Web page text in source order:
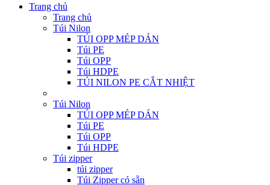
Trang chủ
Trang chủ
Túi Nilon
TÚI OPP MÉP DÁN
Túi PE
Túi OPP
Túi HDPE
TÚI NILON PE CẮT NHIỆT
Túi Nilon
TÚI OPP MÉP DÁN
Túi PE
Túi OPP
Túi HDPE
Túi zipper
túi zipper
Túi Zipper có sẵn